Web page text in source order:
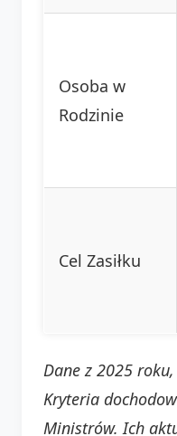
Osoba w
Rodzinie
Cel Zasiłku
Dane z 2025
Kryteria
Ministrów. Ich